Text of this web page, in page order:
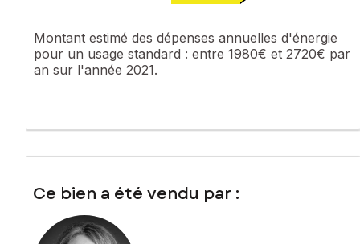
Montant estimé des dépenses annuelles d'énergie
pour un usage standard : entre 1980€ et 2720€ par
an sur l'année 2021.
Ce bien a été vendu par :